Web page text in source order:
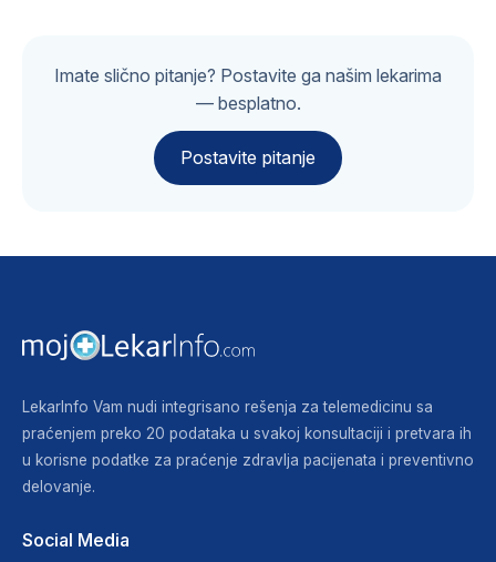
Imate slično pitanje? Postavite ga našim lekarima
— besplatno.
Postavite pitanje
LekarInfo Vam nudi integrisano rešenja za telemedicinu sa
praćenjem preko 20 podataka u svakoj konsultaciji i pretvara ih
u korisne podatke za praćenje zdravlja pacijenata i preventivno
delovanje.
Social Media